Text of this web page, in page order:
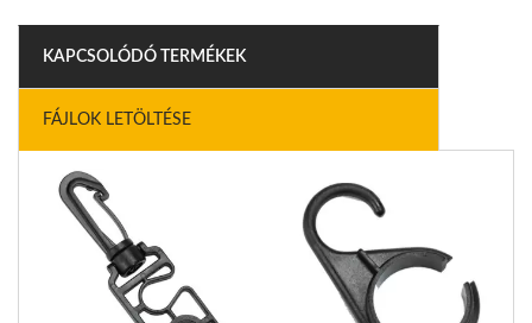
KAPCSOLÓDÓ TERMÉKEK
FÁJLOK LETÖLTÉSE